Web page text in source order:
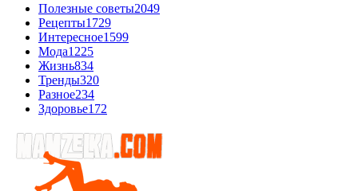
Полезные советы2049
Рецепты1729
Интересное1599
Мода1225
Жизнь834
Тренды320
Разное234
Здоровье172